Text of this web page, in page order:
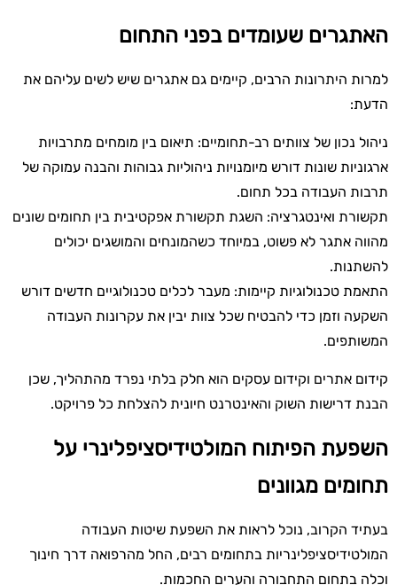
האתגרים שעומדים בפני התחום
למרות היתרונות הרבים, קיימים גם אתגרים שיש לשים עליהם את
הדעת:
ניהול נכון של צוותים רב-תחומיים: תיאום בין מומחים מתרבויות
ארגוניות שונות דורש מיומנויות ניהוליות גבוהות והבנה עמוקה של
תרבות העבודה בכל תחום.
תקשורת ואינטגרציה: השגת תקשורת אפקטיבית בין תחומים שונים
מהווה אתגר לא פשוט, במיוחד כשהמונחים והמושגים יכולים
להשתנות.
התאמת טכנולוגיות קיימות: מעבר לכלים טכנולוגיים חדשים דורש
השקעה וזמן כדי להבטיח שכל צוות יבין את עקרונות העבודה
המשותפים.
קידום אתרים וקידום עסקים הוא חלק בלתי נפרד מהתהליך, שכן
הבנת דרישות השוק והאינטרנט חיונית להצלחת כל פרויקט.
השפעת הפיתוח המולטידיסציפלינרי על
תחומים מגוונים
בעתיד הקרוב, נוכל לראות את השפעת שיטות העבודה
המולטידיסציפלינריות בתחומים רבים, החל מהרפואה דרך חינוך
וכלה בתחום התחבורה והערים החכמות.